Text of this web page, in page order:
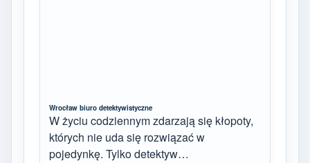
Wrocław biuro detektywistyczne
W życiu codziennym zdarzają się kłopoty,
których nie uda się rozwiązać w
pojedynkę. Tylko detektyw…